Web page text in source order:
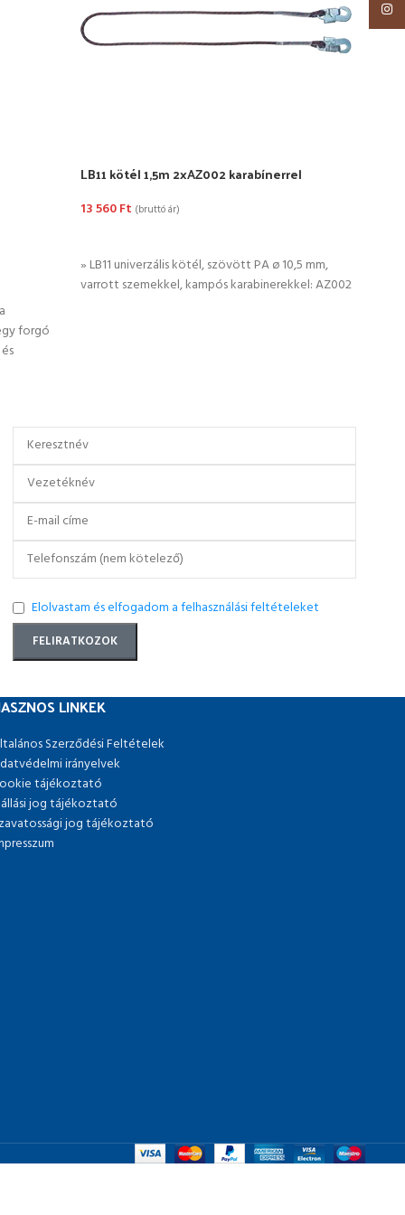
forgó
LB11 kötél 1,5m 2xAZ002 karabínerrel
13 560Ft (bruttó ár)
» LB11 univerzális kötél, szövött PA ø 10,5 mm,
varrott szemekkel, kampós karabinerekkel: AZ002
Elolvastam és elfogadom a felhasználási feltételeket
LINKEK
Szerződési Feltételek
irányelvek
tájékoztató
jog tájékoztató
jog tájékoztató